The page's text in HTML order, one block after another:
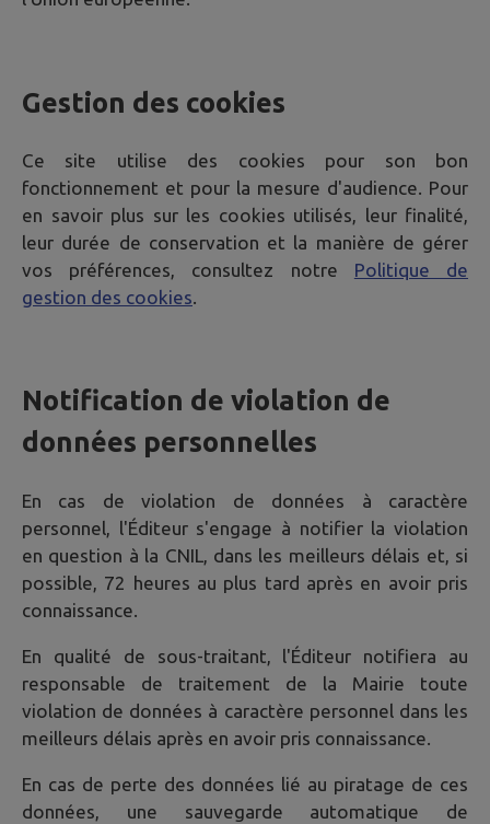
Gestion des cookies
Ce site utilise des cookies pour son bon
fonctionnement et pour la mesure d'audience. Pour
en savoir plus sur les cookies utilisés, leur finalité,
leur durée de conservation et la manière de gérer
vos préférences, consultez notre
Politique de
gestion des cookies.
Notification de violation de
données personnelles
En cas de violation de données à caractère
personnel, l'Éditeur s'engage à notifier la violation
en question à la CNIL, dans les meilleurs délais et, si
possible, 72 heures au plus tard après en avoir pris
connaissance.
En qualité de sous-traitant, l'Éditeur notifiera au
responsable de traitement de la Mairie toute
violation de données à caractère personnel dans les
meilleurs délais après en avoir pris connaissance.
En cas de perte des données lié au piratage de ces
données, une sauvegarde automatique de